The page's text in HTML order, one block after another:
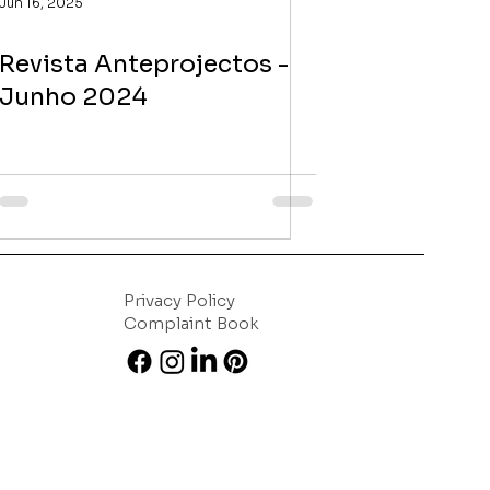
Revista Anteprojectos -
Junho 2024
Privacy Policy
Complaint Book